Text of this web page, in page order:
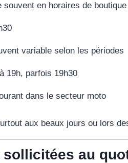
en horaires de boutique
variable selon les périodes
19h, parfois 19h30
dans le secteur moto
aux beaux jours ou lors
sollicitées au